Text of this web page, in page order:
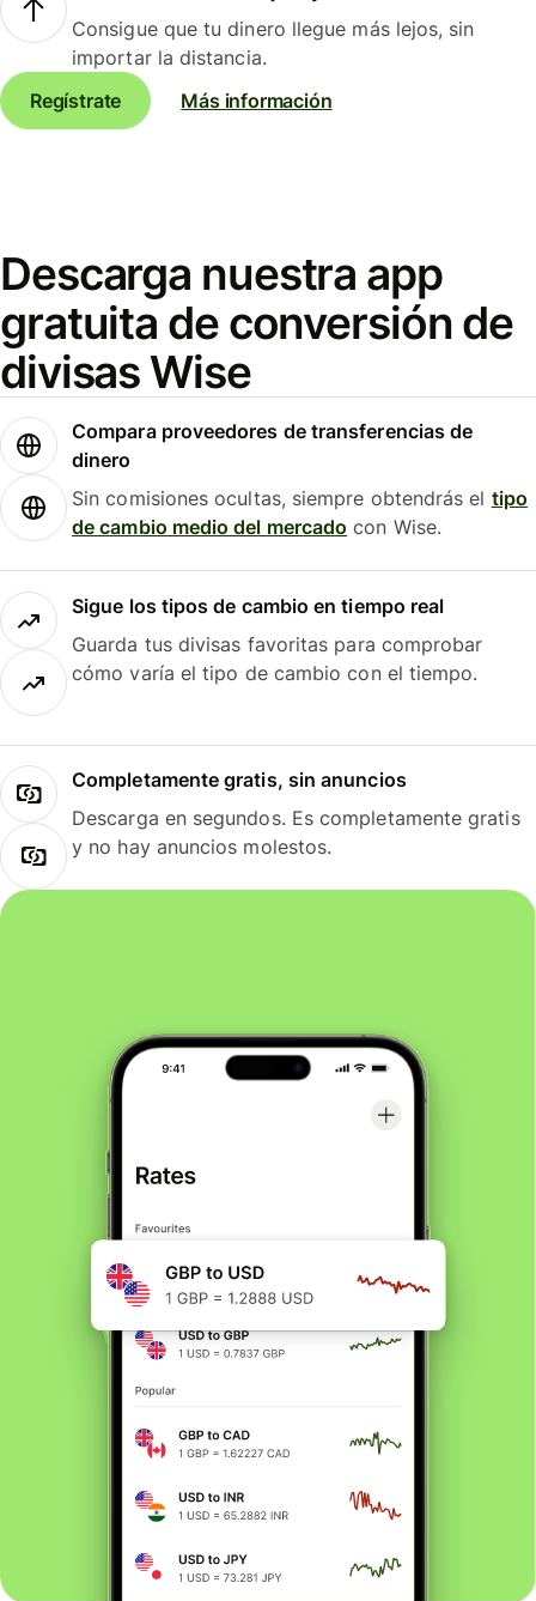
Consigue que tu dinero llegue más lejos, sin
importar la distancia.
Regístrate
Más información
Descarga nuestra app
gratuita de conversión de
divisas Wise
Compara proveedores de transferencias de
dinero
Sin comisiones ocultas, siempre obtendrás el tipo
de cambio medio del mercado con Wise.
Sigue los tipos de cambio en tiempo real
Guarda tus divisas favoritas para comprobar
cómo varía el tipo de cambio con el tiempo.
Completamente gratis, sin anuncios
Descarga en segundos. Es completamente gratis
y no hay anuncios molestos.